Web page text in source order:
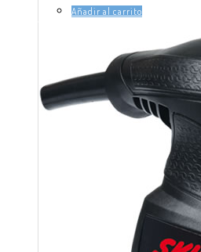
Añadir al carrito